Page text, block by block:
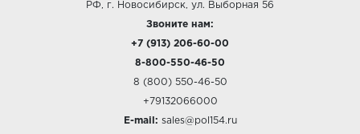
РФ, г. Новосибирск, ул. Выборная 56
Звоните нам:
+7 (913) 206-60-00
8-800-550-46-50
8 (800) 550-46-50
+79132066000
E-mail: sales@pol154.ru